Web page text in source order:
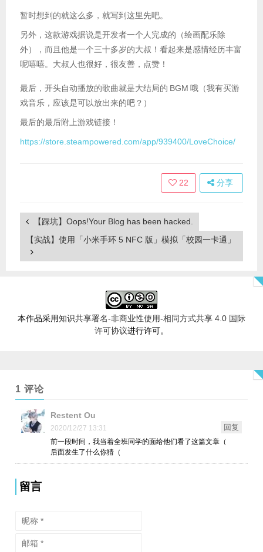
暂时想到的就这么多，就写到这里先吧。
另外，这款游戏据说是开发者一个人完成的（绘画配乐除
外），而且他是一个三十多岁的大叔！看起来是感情经历丰富
呢嘻嘻。大叔人也很好，很友善，点赞！
最后，开头自动播放的歌曲就是大结局的 BGM 哦（我有买游
戏音乐，应该是可以放出来的吧？）
最后的最后附上游戏链接！
https://store.steampowered.com/app/939400/LoveChoice/
分享
22
【踩坑】Oops!Your Blog has been hacked.
【实战】使用「小米手环 5 NFC 版」模拟「校园一卡通」
本作品采用知识共享署名-非商业性使用-相同方式共享 4.0 国际
许可协议进行许可。
1 评论
Restent Ou
2020/12/27 13:31 回复
前一段时间，我当着全班同学的面给他们看了这篇文章（
后面发生了什么你猜（
留言